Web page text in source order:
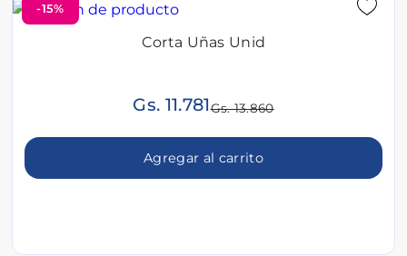
-15%
Corta Uñas Unid
Gs. 11.781Gs. 13.860
Agregar al carrito